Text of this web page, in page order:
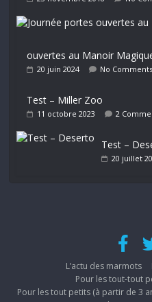
ouvertes au Manoir
20 juin 2024 No Comments
Test – Miller Zoo
11 octobre 2023 2
Test –
20 juillet
L’actu des marmots
Pour les tout-tout
Pour les tout petits (à partir de 3